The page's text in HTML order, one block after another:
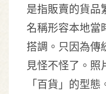
是指販賣的貨品
名稱形容本地當
搭調。只因為傳
見怪不怪了。照
「百貨」的型